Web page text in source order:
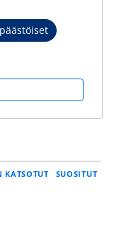
KATSOTUT SUOSITUT